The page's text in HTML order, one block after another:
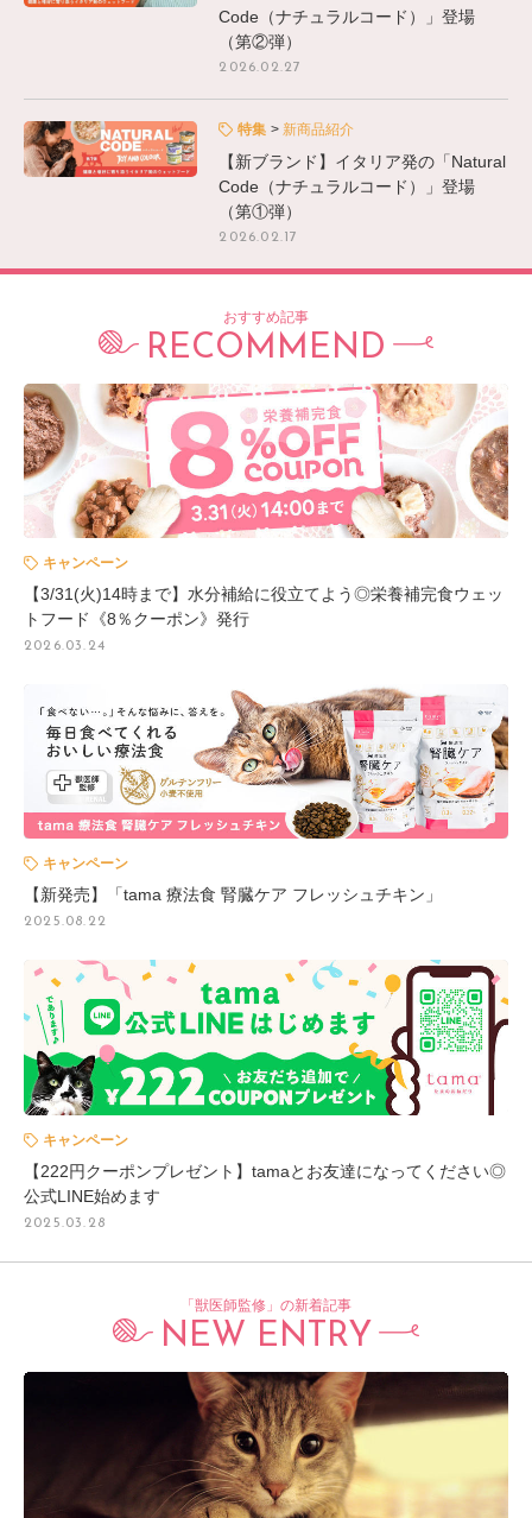
Code（ナチュラルコード）」登場
（第②弾）
2026.02.27
特集 新商品紹介
【新ブランド】イタリア発の「Natural
Code（ナチュラルコード）」登場
（第①弾）
2026.02.17
おすすめ記事
RECOMMEND
キャンペーン
【3/31(火)14時まで】水分補給に役立てよう◎栄養補完食ウェッ
トフード《8％クーポン》発行
2026.03.24
キャンペーン
【新発売】「tama 療法食 腎臓ケア フレッシュチキン」
2025.08.22
キャンペーン
【222円クーポンプレゼント】tamaとお友達になってください◎
公式LINE始めます
2025.03.28
「獣医師監修」の新着記事
NEW ENTRY